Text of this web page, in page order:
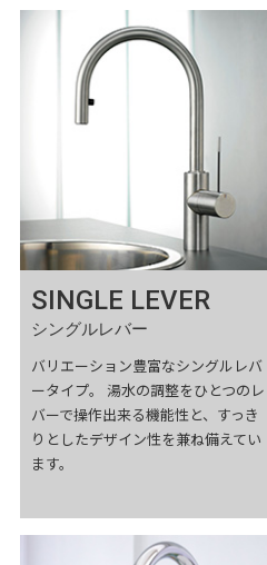
SINGLE LEVER
シングルレバー
バリエーション豊富なシングルレバ
ータイプ。 湯水の調整をひとつのレ
バーで操作出来る機能性と、すっき
りとしたデザイン性を兼ね備えてい
ます。